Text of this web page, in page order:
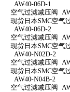
AW40-06D-1
空气过滤减压阀
现货日本SMC空气
AW40-06D-2
空气过滤减压阀
现货日本SMC空气
AW40-N02D-2
空气过滤减压阀
现货日本SMC空气
AW40-N04B-2
空气过滤减压阀